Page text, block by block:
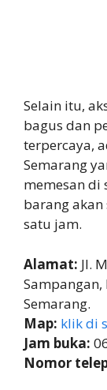
Selain itu,
bagus dan
terpercaya,
Semarang
memesan di
barang
satu jam.
Alamat: Jl.
Sampangan,
Semarang.
Map: klik di
Jam buka:
Nomor